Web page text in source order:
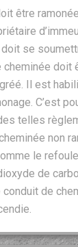
être
doit se
cheminée doit
Il est
C’est
telles
non
le
de
de